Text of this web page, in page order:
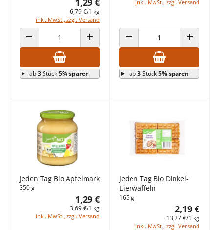
6,79 €/1 kg
inkl. MwSt., zzgl. Versand
ANZAHL VERRINGERN ANZAHL ERHÖHEN
ab3Stück5% sparen
inkl. MwSt., zzgl. Versand
ANZAHL VERRINGERN ANZAHL
ab3Stück5% sparen
Jeden Tag Bio Apfelmark
350 g
1,29 €
3,69 €/1 kg
inkl. MwSt., zzgl. Versand
Jeden Tag Bio Dinkel-
Eierwaffeln
165 g
2,19 €
13,27 €/1 kg
inkl. MwSt., zzgl. Versand